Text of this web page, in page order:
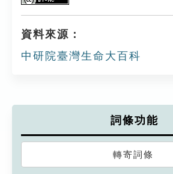
資料來源：
中研院臺灣生命大百科
詞條功能
轉寄詞條